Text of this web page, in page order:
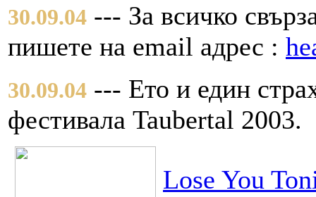
30.09.04 --- За всичко
пишете на email адрес :
30.09.04 --- Ето и един
фестивала Taubertal 2003.
Lose You